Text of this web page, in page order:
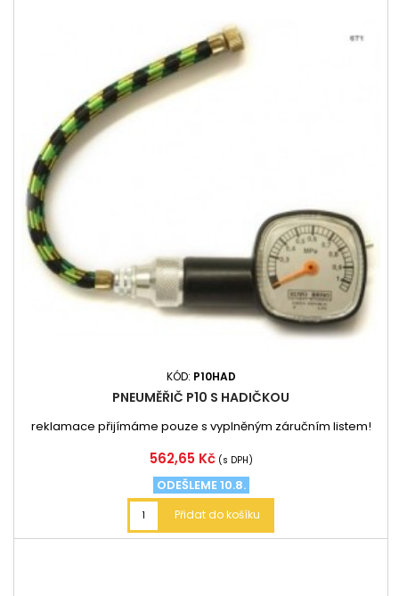
KÓD: P10HAD
PNEUMĚŘIČ P10 S HADIČKOU
reklamace přijímáme pouze s vyplněným záručním listem!
Cena
562,65 Kč (s DPH)
ODEŠLEME 10.8.
Přidat do košíku